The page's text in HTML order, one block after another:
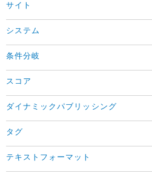
サイト
システム
条件分岐
スコア
ダイナミックパブリッシング
タグ
テキストフォーマット